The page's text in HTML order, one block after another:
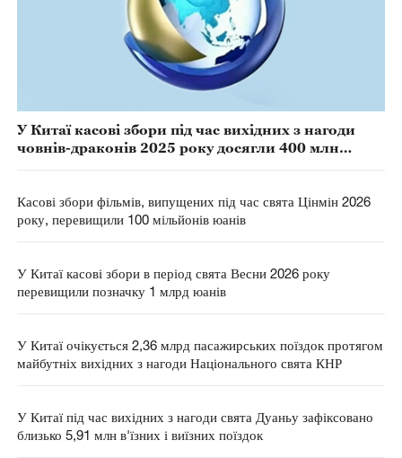
У Китаї касові збори під час вихідних з нагоди
човнів-драконів 2025 року досягли 400 млн
Касові збори фільмів, випущених під час свята Цінмін 2026
року, перевищили 100 мільйонів юанів
У Китаї касові збори в період свята Весни 2026 року
перевищили позначку 1 млрд юанів
У Китаї очікується 2,36 млрд пасажирських поїздок протягом
майбутніх вихідних з нагоди Національного свята КНР
У Китаї під час вихідних з нагоди свята Дуаньу зафіксовано
близько 5,91 млн в'їзних і виїзних поїздок